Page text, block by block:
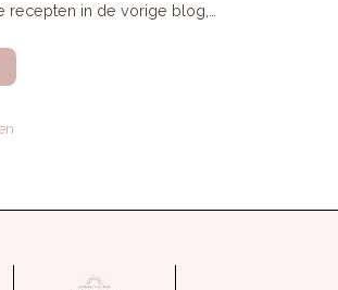
recepten in de vorige blog,…